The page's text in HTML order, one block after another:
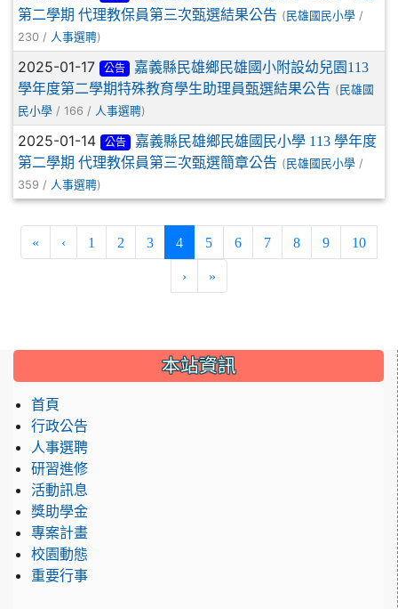
第二學期 代理教保員第三次甄選結果公告 ( 民雄國民小學 /
230 / 人事選聘)
2025-01-17 公告
嘉義縣民雄鄉民雄國小附設幼兒園113
學年度第二學期特殊教育學生助理員甄選結果公告 ( 民雄國
民小學 / 166 / 人事選聘)
2025-01-14 公告
嘉義縣民雄鄉民雄國民小學 113 學年度
第二學期 代理教保員第三次甄選簡章公告 ( 民雄國民小學 /
359 / 人事選聘)
« ‹ 1 2 3 4(current)
5 6 7 8 9 10
› »
::: 本站資訊
首頁
行政公告
人事選聘
研習進修
活動訊息
獎助學金
專案計畫
校園動態
重要行事